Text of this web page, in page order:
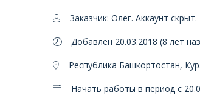
Заказчик: Олег. Аккаунт скрыт.
Добавлен 20.03.2018 (8 лет
Республика Башкортостан,
Начать работы в период с